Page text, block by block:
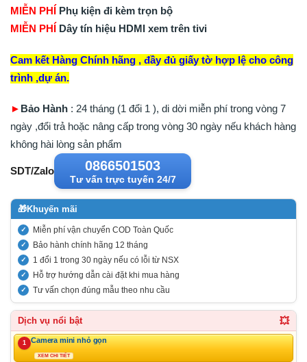
MIỄN PHÍ Phụ kiện đi kèm trọn bộ
MIỄN PHÍ Dây tín hiệu HDMI xem trên tivi
Cam kết Hàng Chính hãng , đầy đủ giấy tờ hợp lệ cho công
trình ,dự án.
► Bảo Hành : 24 tháng (1 đổi 1 ), di dời miễn phí trong vòng 7
ngày ,đổi trả hoặc nâng cấp trong vòng 30 ngày nếu khách hàng
không hài lòng sản phẩm
SDT/Zalo 0866501503
Tư vấn trực tuyến 24/7
🎁Khuyến mãi
Miễn phí vận chuyển COD Toàn Quốc
Bảo hành chính hãng 12 tháng
1 đổi 1 trong 30 ngày nếu có lỗi từ NSX
Hỗ trợ hướng dẫn cài đặt khi mua hàng
Tư vấn chọn đúng mẫu theo nhu cầu
Dịch vụ nổi bật 💥
1 Camera mini nhỏ gọn
XEM CHI TIẾT